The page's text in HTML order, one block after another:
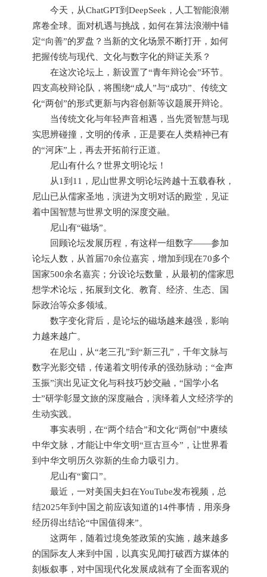
今天，从ChatGPT到DeepSeek，人工智能浪潮
席卷全球。面对机遇与挑战，如何在算法浪潮中锚
定“向善”的罗盘？当新的文化场景不断打开，如何
把握传统与现代、文化与数字化的辩证关系？
在这次论坛上，新设置了“青年辩论会”环节。
四支高校辩论队，将围绕“成人”与“成功”、传统文
化“两创”的形式更新与内容创新等议题展开辩论。
当传统文化与年轻声音相遇，当先贤智慧与现
实思辨碰撞，文明的传承，正是要在人类精神已有
的“河床”上，再去开拓前行正道。
尼山有什么？世界文明论坛！
从1到11，尼山世界文明论坛跨越十五载春秋，
尼山已从儒家圣地，演进为文明对话的殿堂，见证
着中国智慧与世界文明的深度交融。
尼山有“磁场”。
回顾论坛发展历程，有这样一组数字——参加
论坛人数，从首届70余位嘉宾，增加到现在70多个
国家500余名嘉宾；分设论坛数量，从最初的儒家思
想学术论坛，拓展到文化、教育、经济、生态、国
际政治等众多领域。
数字变化背后，是论坛的磁场越来越强，影响
力越来越广。
在尼山，从“老三孔”到“新三孔”，千年文脉与
数字光影交错，传递着文明传承的强劲脉动；“金声
玉振”演出见证文化与科技巧妙交融，“国学小名
士”研学彰显文旅的深度融合，演绎着人文经济学的
生动实践。
事实表明，在“两个结合”和文化“两创”中赓续
中华文脉，才能让中华文明“亘古亘今”，让世界看
到中华文明历久弥新的生命力吸引力。
尼山有“窗口”。
最近，一对美国夫妇在YouTube发布视频，总
结2025年到中国之前应该知道的14件事情，用亲身
经历得出结论“中国值得来”。
这两年，随着过境免签政策的实施，越来越多
的国际友人来到中国，以真实见闻打破西方媒体的
刻板叙事，对中国现代化发展成就有了全面客观的